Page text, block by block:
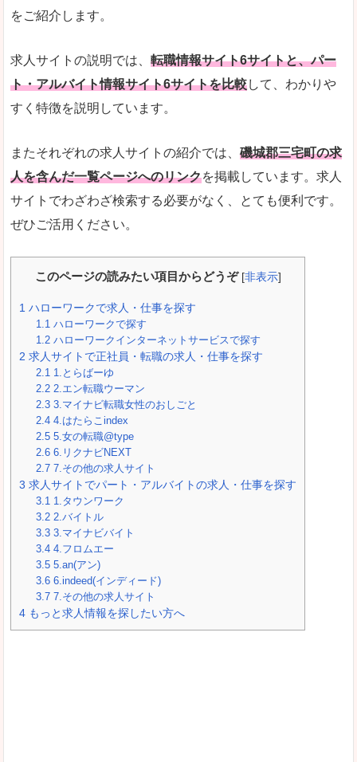
をご紹介します。
求人サイトの説明では、 転職情報サイト6サイトと、パー
ト・アルバイト情報サイト6サイトを比較して、わかりや
すく特徴を説明しています。
またそれぞれの求人サイトの紹介では、 磯城郡三宅町の求
人を含んだ一覧ページへのリンクを掲載しています。求人
サイトでわざわざ検索する必要がなく、とても便利です。
ぜひご活用ください。
このページの読みたい項目からどうぞ [非表示]
1 ハローワークで求人・仕事を探す
1.1 ハローワークで探す
1.2 ハローワークインターネットサービスで探す
2 求人サイトで正社員・転職の求人・仕事を探す
2.1 1.とらばーゆ
2.2 2.エン転職ウーマン
2.3 3.マイナビ転職女性のおしごと
2.4 4.はたらこindex
2.5 5.女の転職@type
2.6 6.リクナビNEXT
2.7 7.その他の求人サイト
3 求人サイトでパート・アルバイトの求人・仕事を探す
3.1 1.タウンワーク
3.2 2.バイトル
3.3 3.マイナビバイト
3.4 4.フロムエー
3.5 5.an(アン)
3.6 6.indeed(インディード)
3.7 7.その他の求人サイト
4 もっと求人情報を探したい方へ